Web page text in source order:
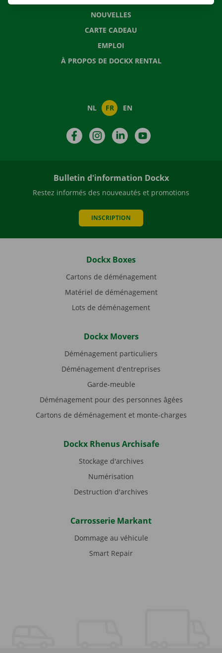
NOUVELLES
CARTE CADEAU
EMPLOI
À PROPOS DE DOCKX RENTAL
NL FR EN
FacebookInstagramLinkedIn
Bulletin d'information Dockx
Restez informés des nouveautés et promotions
INSCRIPTION
Dockx Boxes
Cartons de déménagement
Matériel de déménagement
Lots de déménagement
Dockx Movers
Déménagement particuliers
Déménagement d'entreprises
Garde-meuble
Déménagement pour des personnes âgées
Cartons de déménagement et monte-charges
Dockx Rhenus Archisafe
Stockage d'archives
Numérisation
Destruction d'archives
Carrosserie Markant
Dommage au véhicule
Smart Repair